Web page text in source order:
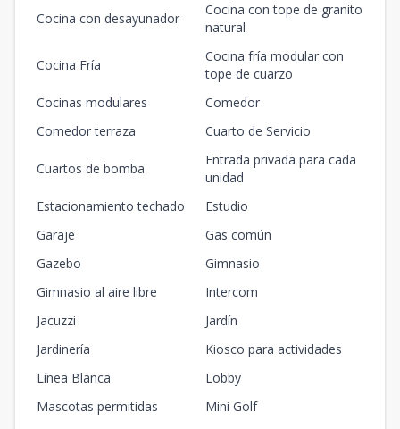
Cocina con desayunador
Cocina con tope de granito
natural
Cocina Fría
Cocina fría modular con
tope de cuarzo
Cocinas modulares
Comedor
Comedor terraza
Cuarto de Servicio
Cuartos de bomba
Entrada privada para cada
unidad
Estacionamiento techado
Estudio
Garaje
Gas común
Gazebo
Gimnasio
Gimnasio al aire libre
Intercom
Jacuzzi
Jardín
Jardinería
Kiosco para actividades
Línea Blanca
Lobby
Mascotas permitidas
Mini Golf